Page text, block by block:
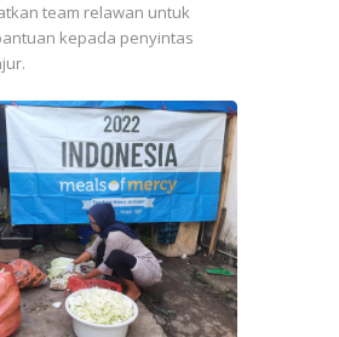
team relawan untuk
kepada penyintas